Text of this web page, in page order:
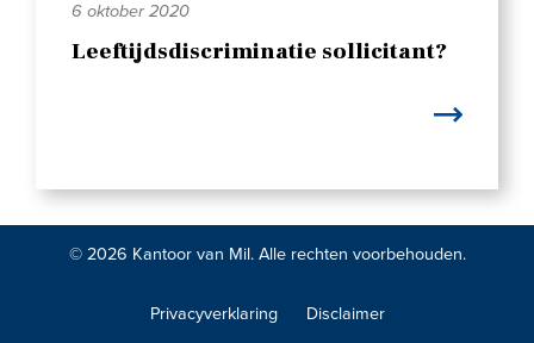
6 oktober 2020
Leeftijdsdiscriminatie sollicitant?
© 2026 Kantoor van Mil. Alle rechten voorbehouden.
Privacyverklaring Disclaimer